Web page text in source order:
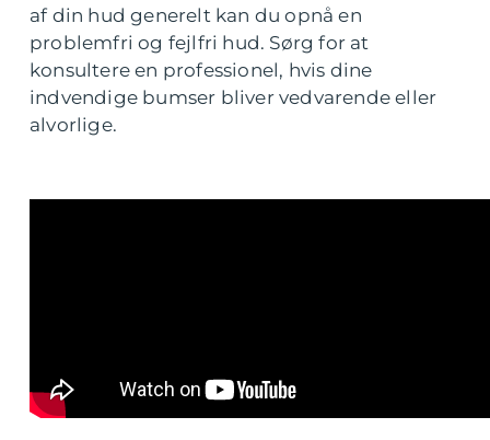
af din hud generelt kan du opnå en
problemfri og fejlfri hud. Sørg for at
konsultere en professionel, hvis dine
indvendige bumser bliver vedvarende eller
alvorlige.